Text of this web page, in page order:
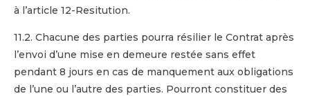
à l’article 12-Resitution.
11.2. Chacune des parties pourra résilier le Contrat après
l’envoi d’une mise en demeure restée sans effet
pendant 8 jours en cas de manquement aux obligations
de l’une ou l’autre des parties. Pourront constituer des